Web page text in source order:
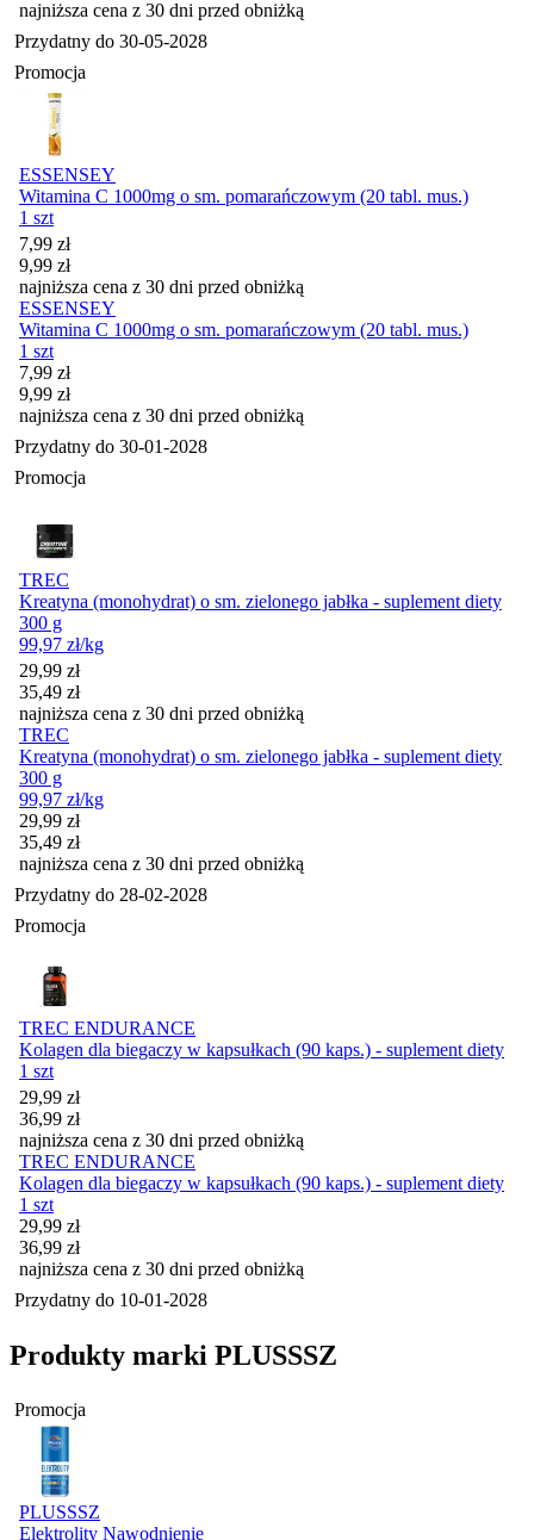
najniższa cena z 30 dni przed obniżką
Przydatny do 30-05-2028
Promocja
ESSENSEY
Witamina C 1000mg o sm. pomarańczowym (20 tabl. mus.)
1 szt
Cena promocyjna
7,99 zł
9,99 zł
najniższa cena z 30 dni przed obniżką
ESSENSEY
Witamina C 1000mg o sm. pomarańczowym (20 tabl. mus.)
1 szt
Cena promocyjna
7,99 zł
9,99 zł
najniższa cena z 30 dni przed obniżką
Przydatny do 30-01-2028
Promocja
TREC
Kreatyna (monohydrat) o sm. zielonego jabłka - suplement diety
300 g
99,97 zł/kg
Cena promocyjna
29,99 zł
35,49 zł
najniższa cena z 30 dni przed obniżką
TREC
Kreatyna (monohydrat) o sm. zielonego jabłka - suplement diety
300 g
99,97 zł/kg
Cena promocyjna
29,99 zł
35,49 zł
najniższa cena z 30 dni przed obniżką
Przydatny do 28-02-2028
Promocja
TREC ENDURANCE
Kolagen dla biegaczy w kapsułkach (90 kaps.) - suplement diety
1 szt
Cena promocyjna
29,99 zł
36,99 zł
najniższa cena z 30 dni przed obniżką
TREC ENDURANCE
Kolagen dla biegaczy w kapsułkach (90 kaps.) - suplement diety
1 szt
Cena promocyjna
29,99 zł
36,99 zł
najniższa cena z 30 dni przed obniżką
Przydatny do 10-01-2028
Produkty marki PLUSSSZ
Promocja
PLUSSSZ
Elektrolity Nawodnienie